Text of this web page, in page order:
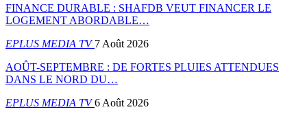
FINANCE DURABLE : SHAFDB VEUT FINANCER LE
LOGEMENT ABORDABLE…
EPLUS MEDIA TV7 Août 2026
AOÛT-SEPTEMBRE : DE FORTES PLUIES ATTENDUES
DANS LE NORD DU…
EPLUS MEDIA TV6 Août 2026